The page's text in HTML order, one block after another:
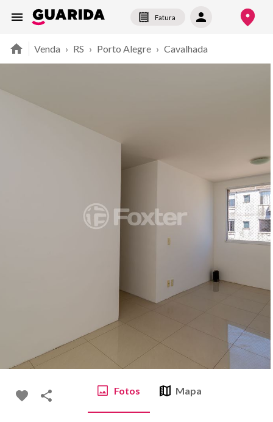
Fatura
Venda › RS › Porto Alegre › Cavalhada
Fotos Mapa